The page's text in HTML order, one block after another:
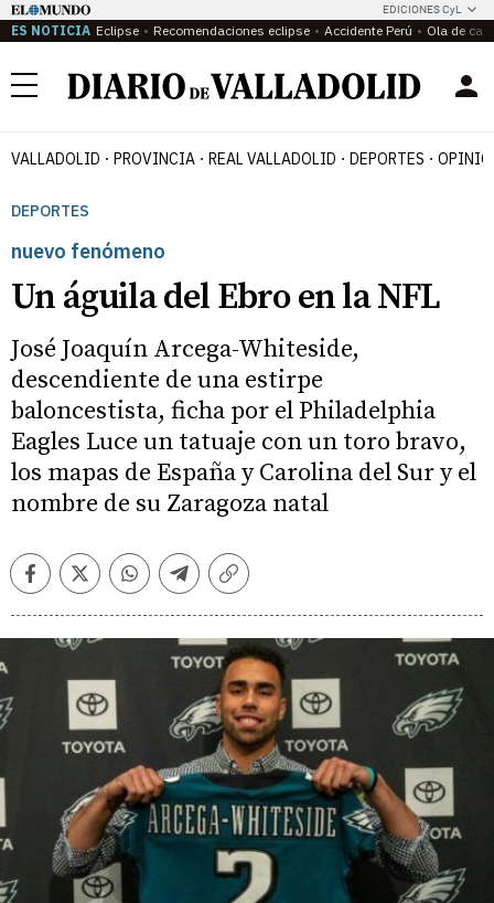
EDICIONES CyL
ES NOTICIA Eclipse Recomendaciones eclipse Accidente Perú Ola de
Menú
VALLADOLID PROVINCIA REAL VALLADOLID DEPORTES
DEPORTES
nuevo fenómeno
Un águila del Ebro en la NFL
José Joaquín Arcega-Whiteside,
descendiente de una estirpe
baloncestista, ficha por el Philadelphia
Eagles Luce un tatuaje con un toro bravo,
los mapas de España y Carolina del Sur y el
nombre de su Zaragoza natal
FacebookTwitterWhatsappTelegramCopiar